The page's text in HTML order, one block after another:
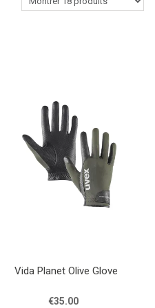
Vida Planet Olive Glove
€35.00